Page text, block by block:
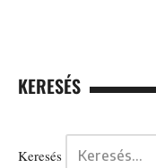
KERESÉS
Keresés